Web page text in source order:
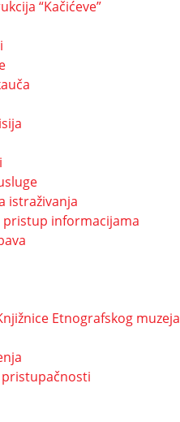
“Kačićeve”
istraživanja
pristup informacijama
Etnografskog muzeja